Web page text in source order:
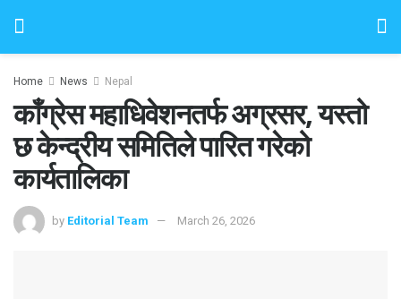
Home News Nepal
काँग्रेस महाधिवेशनतर्फ अग्रसर, यस्तो
छ केन्द्रीय समितिले पारित गरेको
कार्यतालिका
by Editorial Team March 26, 2026